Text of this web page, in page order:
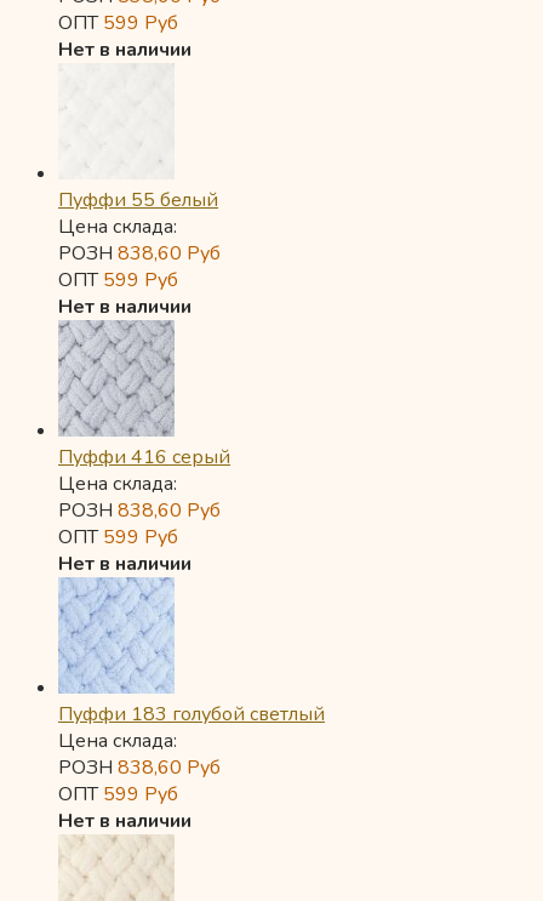
ОПТ599 Руб
Нет в наличии
Пуффи 55 белый
Цена склада:
РОЗН 838,60 Руб
ОПТ599 Руб
Нет в наличии
Пуффи 416 серый
Цена склада:
РОЗН 838,60 Руб
ОПТ599 Руб
Нет в наличии
Пуффи 183 голубой светлый
Цена склада:
РОЗН 838,60 Руб
ОПТ599 Руб
Нет в наличии